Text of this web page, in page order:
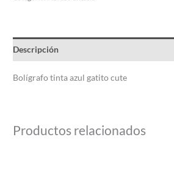
Descripción
Bolígrafo tinta azul gatito cute
Productos relacionados